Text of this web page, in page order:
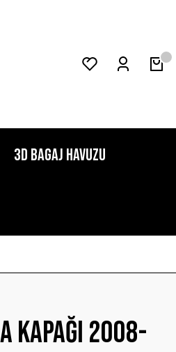
3D Bagaj Havuzu
Kapağı 2008-